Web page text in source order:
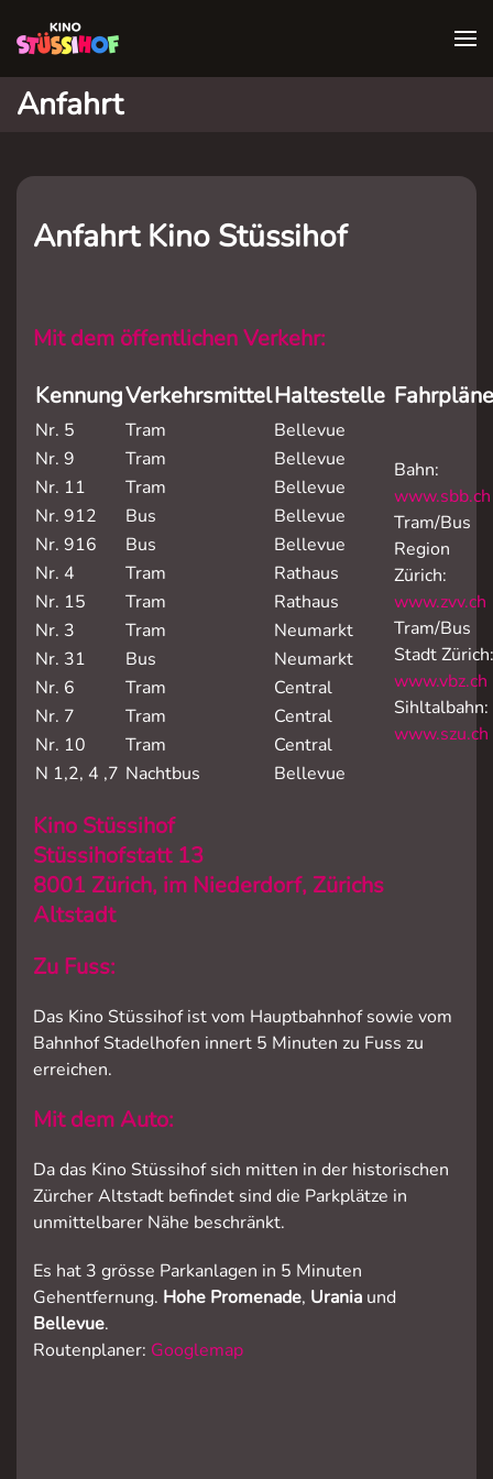
Anfahrt
Anfahrt Kino Stüssihof
Mit dem öffentlichen Verkehr:
KennungVerkehrsmittelHaltestelle Fahrpläne
Nr. 5 Tram
Bellevue
Bahn:
www.sbb.ch
Tram/Bus
Region
Zürich:
www.zvv.ch
Tram/Bus
Stadt Zürich:
www.vbz.ch
Sihltalbahn:
www.szu.ch
Nr. 9 Tram
Bellevue
Nr. 11
Tram
Bellevue
Nr. 912
Bus
Bellevue
Nr. 916
Bus
Bellevue
Nr. 4
Tram
Rathaus
Nr. 15
Tram
Rathaus
Nr. 3
Tram
Neumarkt
Nr. 31
Bus
Neumarkt
Nr. 6
Tram
Central
Nr. 7
Tram
Central
Nr. 10
Tram
Central
N 1,2, 4 ,7 Nachtbus Bellevue
Kino Stüssihof
Stüssihofstatt 13
8001 Zürich, im Niederdorf, Zürichs
Altstadt
Zu Fuss:
Das Kino Stüssihof ist vom Hauptbahnhof sowie vom
Bahnhof Stadelhofen innert 5 Minuten zu Fuss zu
erreichen.
Mit dem Auto:
Da das Kino Stüssihof sich mitten in der historischen
Zürcher Altstadt befindet sind die Parkplätze in
unmittelbarer Nähe beschränkt.
Es hat 3 grösse Parkanlagen in 5 Minuten
Gehentfernung. Hohe Promenade, Urania und
Bellevue.
Routenplaner: Googlemap